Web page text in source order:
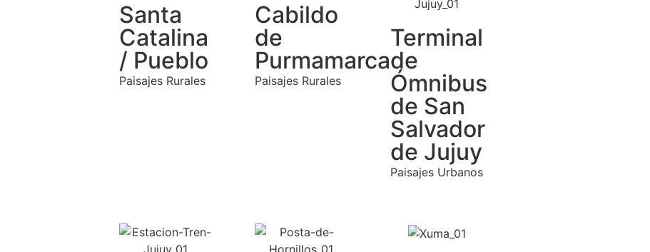
Santa
Catalina
/ Pueblo
Paisajes Rurales
Cabildo
de
Purmamarca
Paisajes Rurales
Terminal
de
Ómnibus
de San
Salvador
de Jujuy
Paisajes Urbanos